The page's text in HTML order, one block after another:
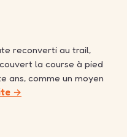
reconverti au trail,
la course à pied
ans, comme un moyen
→